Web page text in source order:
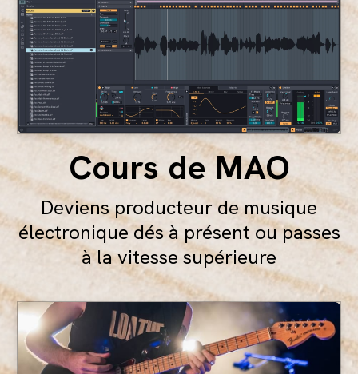
Cours de MAO
Deviens producteur de musique
électronique dés à présent ou passes
à la vitesse supérieure